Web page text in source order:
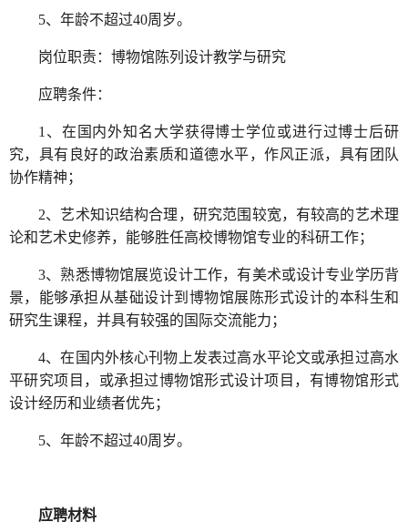
5、年龄不超过40周岁。
岗位职责：博物馆陈列设计教学与研究
应聘条件：
1、在国内外知名大学获得博士学位或进行过博士后研
究，具有良好的政治素质和道德水平，作风正派，具有团队
协作精神；
2、艺术知识结构合理，研究范围较宽，有较高的艺术理
论和艺术史修养，能够胜任高校博物馆专业的科研工作；
3、熟悉博物馆展览设计工作，有美术或设计专业学历背
景，能够承担从基础设计到博物馆展陈形式设计的本科生和
研究生课程，并具有较强的国际交流能力；
4、在国内外核心刊物上发表过高水平论文或承担过高水
平研究项目，或承担过博物馆形式设计项目，有博物馆形式
设计经历和业绩者优先；
5、年龄不超过40周岁。
应聘材料